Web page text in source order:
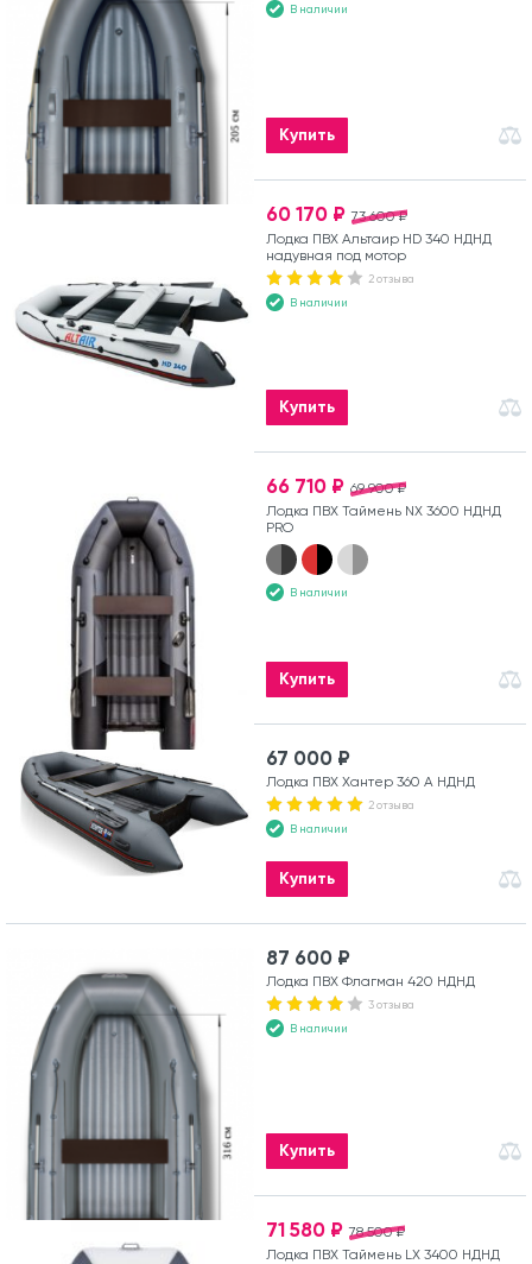
В наличии
Купить
73 600 ₽
60 170 ₽
Лодка ПВХ Альтаир HD 340 НДНД
надувная под мотор
2 отзыва
В наличии
Купить
69 900 ₽
66 710 ₽
Лодка ПВХ Таймень NX 3600 НДНД
PRO
В наличии
Купить
67 000 ₽
Лодка ПВХ Хантер 360 А НДНД
2 отзыва
В наличии
Купить
87 600 ₽
Лодка ПВХ Флагман 420 НДНД
3 отзыва
В наличии
Купить
78 500 ₽
71 580 ₽
Лодка ПВХ Таймень LX 3400 НДНД